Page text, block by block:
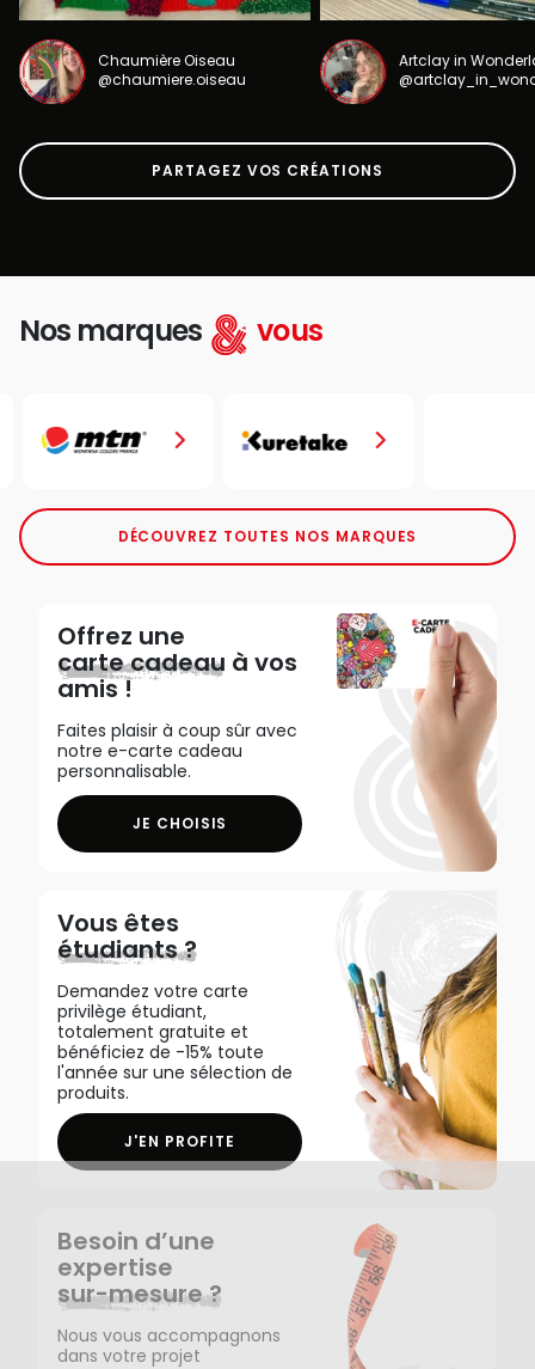
Chaumière Oiseau
@chaumiere.oiseau
Artclay in
PARTAGEZ VOS CRÉATIONS
Nos marques vous
DÉCOUVREZ TOUTES NOS MARQUES
Offrez une
carte cadeau à vos
amis !
Faites plaisir à coup sûr avec
notre e-carte cadeau
personnalisable.
JE CHOISIS
Vous êtes
étudiants ?
Demandez votre carte
privilège étudiant,
totalement gratuite et
bénéficiez de -15% toute
l'année sur une sélection de
produits.
J'EN PROFITE
Besoin d’une
expertise
sur-mesure ?
Nous vous accompagnons
dans votre projet